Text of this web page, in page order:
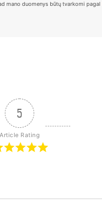
mano duomenys būtų tvarkomi pagal
5
Article Rating